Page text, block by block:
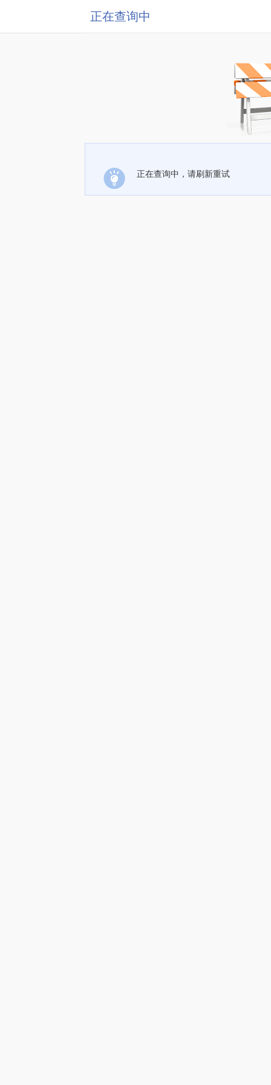
正在查询中
正在查询中，请刷新重试